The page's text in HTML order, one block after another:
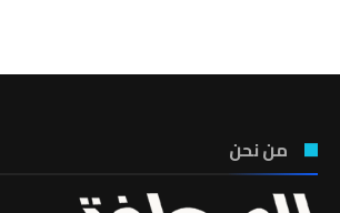
من نحن